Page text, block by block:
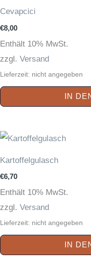
Cevapcici
€8,00
Enthält 10% MwSt.
zzgl. Versand
Lieferzeit: nicht angegeben
IN
Kartoffelgulasch
€6,70
Enthält 10% MwSt.
zzgl. Versand
Lieferzeit: nicht angegeben
IN